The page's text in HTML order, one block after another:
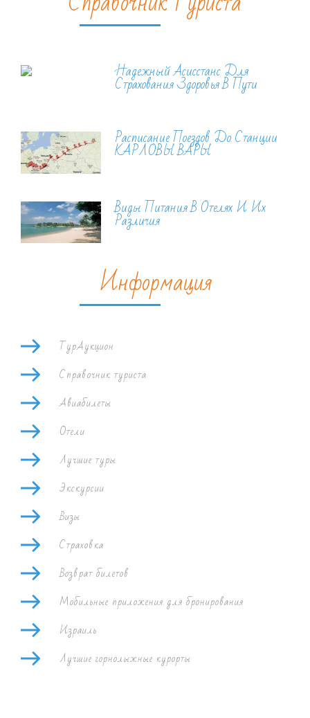
Надежный Асисстанс Для
Страхования Здоровья В Пути
Расписание Поездов До Станции
КАРЛОВЫ ВАРЫ
Виды Питания В Отелях И Их
Различия
Информация
ТурАукцион
Справочник туриста
Авиабилеты
Отели
Лучшие туры
Экскурсии
Визы
Страховка
Возврат билетов
Мобильные приложения для бронирования
Израиль
Лучшие горнолыжные курорты